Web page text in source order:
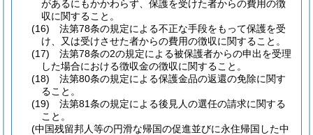
があるにもかかわらず、保護を受けた者からの費用の徴
収に関すること。
(16)
法第78条の規定による不正な手段をもって保護を受
け、又は受けさせた者からの費用の徴収に関すること。
(17)
法第78条の2の規定による被保護者からの申出を受理
した場合における徴収金の徴収に関すること。
(18)
法第80条の規定による保護金品の返還の免除に関す
ること。
(19)
法第81条の規定による後見人の選任の請求に関する
こと。
(中国残留邦人等の円滑な帰国の促進並びに永住帰国した中